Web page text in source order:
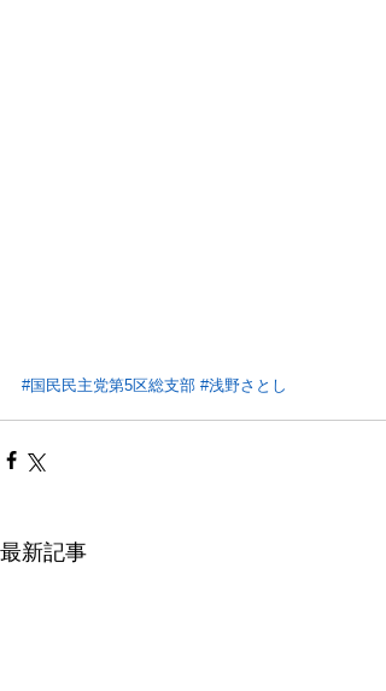
#国民民主党第5区総支部 #浅野さとし
最新記事